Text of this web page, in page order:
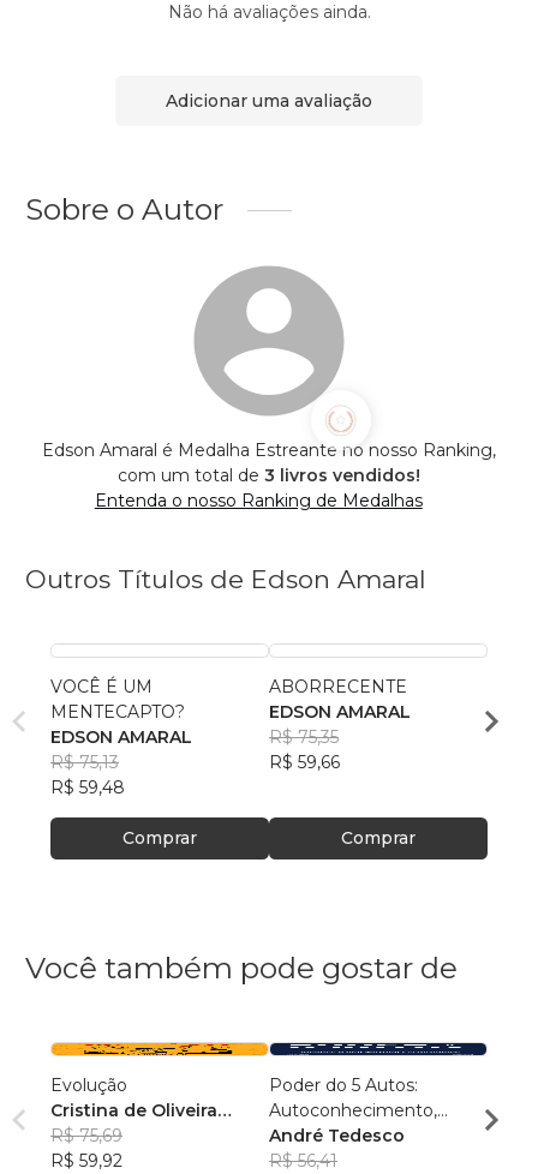
Não há avaliações ainda.
Adicionar uma avaliação
Sobre o Autor
Edson Amaral é Medalha Estreante no nosso Ranking,
com um total de 3 livros vendidos!
Entenda o nosso Ranking de Medalhas
Outros Títulos de Edson Amaral
VOCÊ É UM
MENTECAPTO?
EDSON AMARAL
R$ 75,13
R$ 59,48
Comprar
ABORRECENTE
EDSON AMARAL
R$ 75,35
R$ 59,66
Comprar
AMA
Você também pode gostar de
Evolução
Cristina de Oliveira
Leopoldino Rodrigues
R$ 75,69
R$ 59,92
Poder do 5 Autos:
Autoconhecimento,
Autocontrole,
Autoestima,
André Tedesco
R$ 56,41
R$